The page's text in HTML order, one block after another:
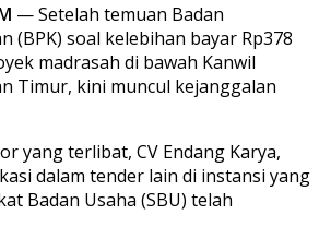
— Setelah temuan Badan
(BPK) soal kelebihan bayar Rp378
madrasah di bawah Kanwil
Timur, kini muncul kejanggalan
yang terlibat, CV Endang Karya,
dalam tender lain di instansi yang
Badan Usaha (SBU) telah